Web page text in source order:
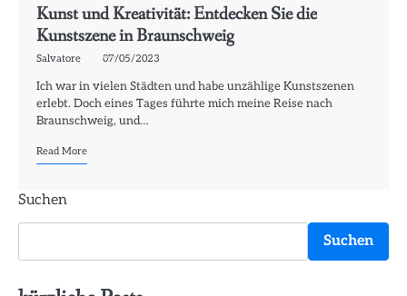
Kunst und Kreativität: Entdecken Sie die
Kunstszene in Braunschweig
Salvatore 07/05/2023
Ich war in vielen Städten und habe unzählige Kunstszenen
erlebt. Doch eines Tages führte mich meine Reise nach
Braunschweig, und…
Read More
Suchen
Suchen